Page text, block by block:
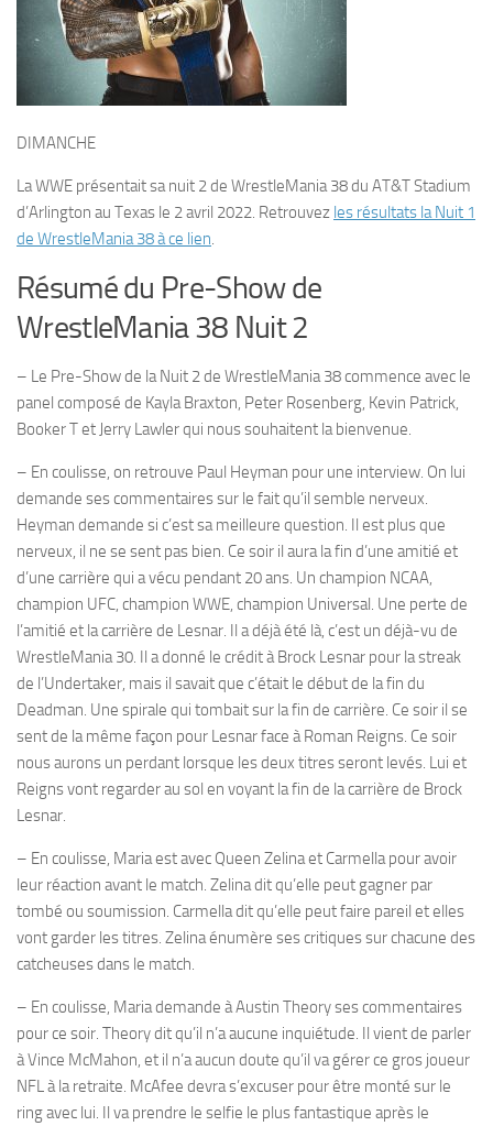
DIMANCHE
La WWE présentait sa nuit 2 de WrestleMania 38 du AT&T Stadium
d’Arlington au Texas le 2 avril 2022. Retrouvez les résultats la Nuit 1
de WrestleMania 38 à ce lien.
Résumé du Pre-Show de
WrestleMania 38 Nuit 2
– Le Pre-Show de la Nuit 2 de WrestleMania 38 commence avec le
panel composé de Kayla Braxton, Peter Rosenberg, Kevin Patrick,
Booker T et Jerry Lawler qui nous souhaitent la bienvenue.
– En coulisse, on retrouve Paul Heyman pour une interview. On lui
demande ses commentaires sur le fait qu’il semble nerveux.
Heyman demande si c’est sa meilleure question. Il est plus que
nerveux, il ne se sent pas bien. Ce soir il aura la fin d’une amitié et
d’une carrière qui a vécu pendant 20 ans. Un champion NCAA,
champion UFC, champion WWE, champion Universal. Une perte de
l’amitié et la carrière de Lesnar. Il a déjà été là, c’est un déjà-vu de
WrestleMania 30. Il a donné le crédit à Brock Lesnar pour la streak
de l’Undertaker, mais il savait que c’était le début de la fin du
Deadman. Une spirale qui tombait sur la fin de carrière. Ce soir il se
sent de la même façon pour Lesnar face à Roman Reigns. Ce soir
nous aurons un perdant lorsque les deux titres seront levés. Lui et
Reigns vont regarder au sol en voyant la fin de la carrière de Brock
Lesnar.
– En coulisse, Maria est avec Queen Zelina et Carmella pour avoir
leur réaction avant le match. Zelina dit qu’elle peut gagner par
tombé ou soumission. Carmella dit qu’elle peut faire pareil et elles
vont garder les titres. Zelina énumère ses critiques sur chacune des
catcheuses dans le match.
– En coulisse, Maria demande à Austin Theory ses commentaires
pour ce soir. Theory dit qu’il n’a aucune inquiétude. Il vient de parler
à Vince McMahon, et il n’a aucun doute qu’il va gérer ce gros joueur
NFL à la retraite. McAfee devra s’excuser pour être monté sur le
ring avec lui. Il va prendre le selfie le plus fantastique après le